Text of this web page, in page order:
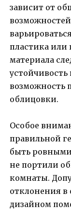
зависит от
пластика или
материала
возможность
облицовки.
Особое
правильной
быть
не портили
комнаты.
отклонения в
дизайном